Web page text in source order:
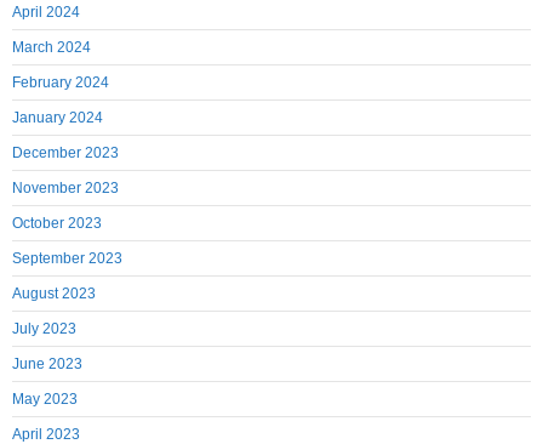
April 2024
March 2024
February 2024
January 2024
December 2023
November 2023
October 2023
September 2023
August 2023
July 2023
June 2023
May 2023
April 2023